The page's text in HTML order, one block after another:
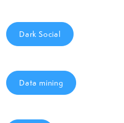
Dark Social
Data mining